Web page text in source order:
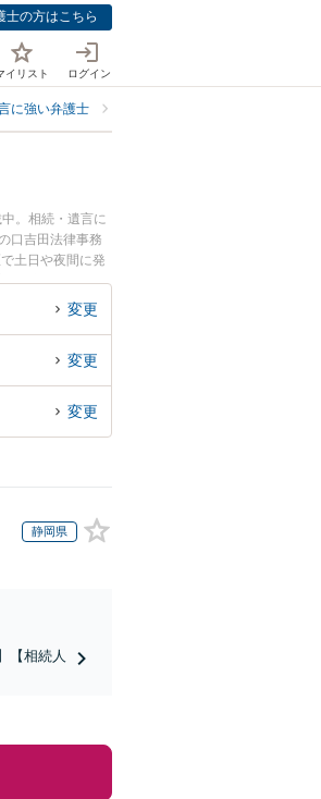
士の方はこちら
イリスト ログイン
に強い弁護士
。相続・遺言に
口吉田法律事務
土日や夜間に発
分割調停を法律相
変更
変更
変更
静岡県
【相続人